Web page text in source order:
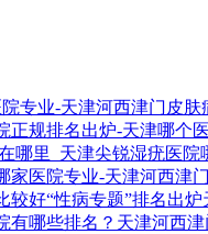
专业-天津河西津门皮肤
正规排名出炉-天津哪个
哪里_天津尖锐湿疣医院
家医院专业-天津河西津
好“性病专题”排名出
有哪些排名？天津河西